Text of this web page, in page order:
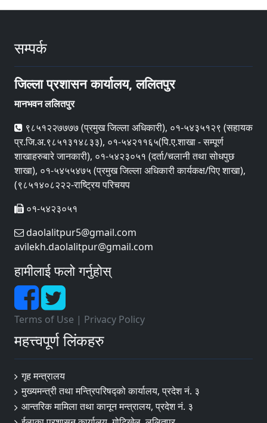
सम्पर्क
जिल्ला प्रशासन कार्यालय, ललितपुर
मानभवन ललितपुर
९८५१२२७७७७ (प्रमुख जिल्ला अधिकारी), ०१-५४३५१२९ (सहायक
प्र.जि.अ.९८५१३१४८३३), ०१-५४२११६५(पि.ए.शाखा - सम्पूर्ण
शाखाहरुबारे जानकारी), ०१-५४२३०५१ (दर्ता/चलानी तथा सोधपुछ
शाखा), ०१-५४५५४७५ (प्रमुख जिल्ला अधिकारी कार्यकक्ष/पिए शाखा),
(९८५१४०८२२२-राष्ट्रिय परिचयप
०१-५४२३०५१
daolalitpur5@gmail.com
avilekh.daolalitpur@gmail.com
हामीलाई फलो गर्नुहोस्
Terms of Use | Privacy Policy
महत्त्वपूर्ण लिंकहरु
गृह मन्त्रालय
मुख्यमन्त्री तथा मन्त्रिपरिषद्को कार्यालय, प्रदेश नं. ३
आन्तरिक मामिला तथा कानून मन्त्रालय, प्रदेश नं. ३